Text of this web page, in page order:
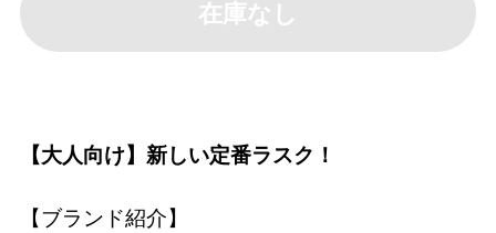
在庫なし
【大人向け】新しい定番ラスク！
【ブランド紹介】